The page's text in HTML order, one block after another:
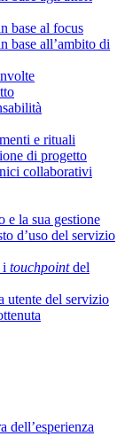
base al focus
base all’ambito di
e rituali
di progetto
collaborativi
e la sua gestione
d’uso del servizio
i touchpointdel
utente del servizio
dell’esperienza